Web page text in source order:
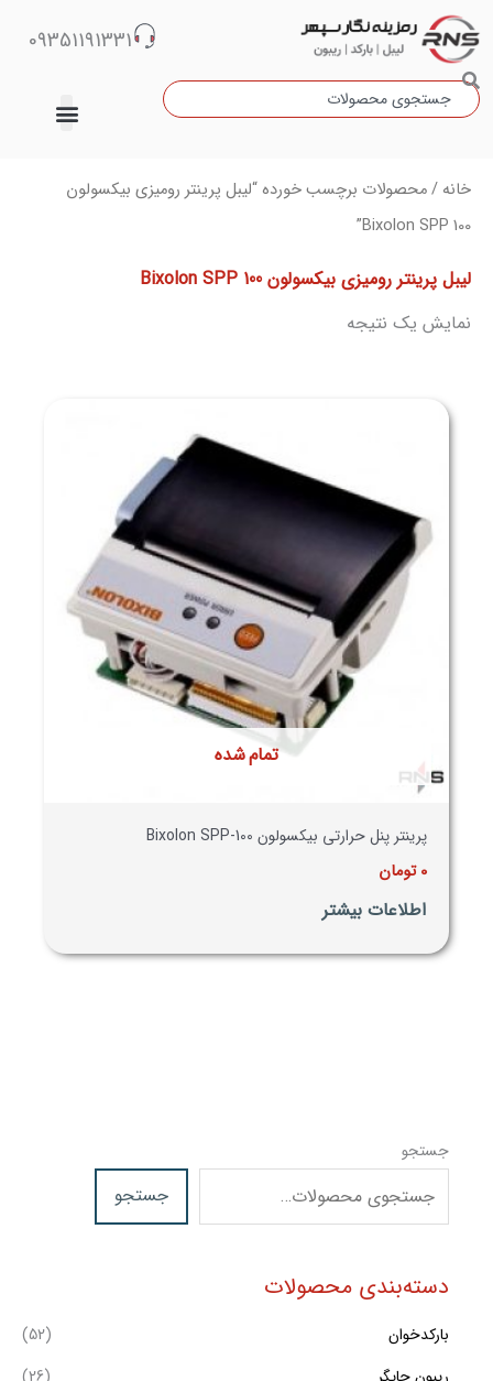
پرش
محتوا
جستجو
09351191331
جستجو
جستجو
دسته‌بندی محصولات
بارکدخوان
(52)
خانه / محصولات برچسب خورده “لیبل پرینتر رومیزی بیکسولون
Bixolon SPP 100”
لیبل پرینتر رومیزی بیکسولون Bixolon SPP 100
نمایش یک نتیجه
تمام شده
پرینتر پنل حرارتی بیکسولون Bixolon SPP-100
0تومان
اطلاعات بیشتر